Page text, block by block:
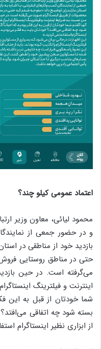
اعتماد عمومی کیلو چند؟
محمود لیائی، معاون وزیر
و در حضور جمعی از
بازدید خود از مناطقی در
حتی در مناطق روستایی
می‌گرفته است. در حین
اینترنت و فیلترینگ
شما خودتان از قبل به این
بسته شود چه اتفاقی می‌افتد؟
از ابزاری نظیر اینستاگرام